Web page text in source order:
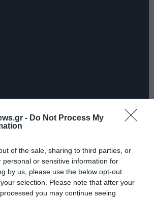
- Do Not Process My
of the sale, sharing to third parties, or
personal or sensitive information for
by us, please use the below opt-out
selection. Please note that after your
you may continue seeing